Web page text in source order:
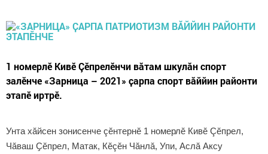
1 номерлӗ Кивӗ Çӗпрелӗнчи вăтам шкулăн спорт
залӗнче «Зарница – 2021» ҫарпа спорт вӑййин районти
этапӗ иртрӗ.
Унта хăйсен зонисенче çӗнтернӗ 1 номерлӗ Кивӗ Çӗпрел,
Чӑваш Ҫӗпрел, Матак, Кӗçӗн Чăнлă, Упи, Аслă Аксу